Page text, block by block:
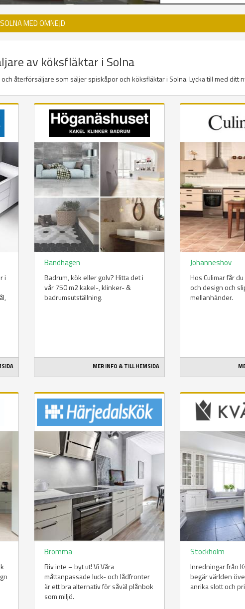
MED OMNEJD
av köksfläktar i Solna
återförsäljare som säljer spiskåpor och köksfläktar i Solna. Lycka till med ditt
i
Bandhagen
Badrum, kök eller golv? Hitta det i
vår 750 m2 kakel-, klinker- &
badrumsutställning.
MER INFO & TILL HEMSIDA
Johanneshov
Hos Culimar får
och design och
mellanhänder.
Bromma
Riv inte – byt ut! Vi Våra
måttanpassade luck- och lådfronter
är ett bra alternativ för såväl plånbok
som miljö.
Stockholm
Inredningar från
begär världen
anrika slott och